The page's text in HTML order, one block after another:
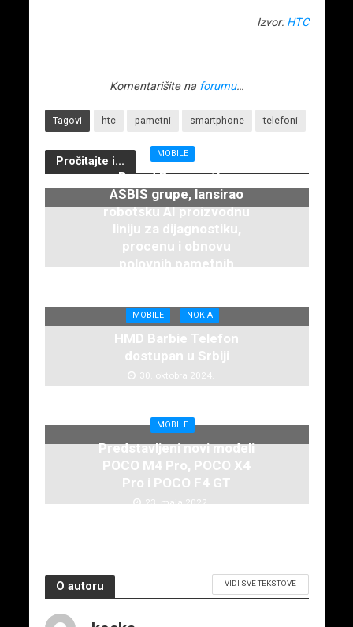
Izvor: HTC
Komentarišite na forumu…
Tagovi htc pametni smartphone telefoni
Pročitajte i...
MOBILE
Brend Breezy, član
ASBIS grupe, lansirao
robotsku AI proizvodnu
liniju za dijagnostiku,
procenu i obnovu
polovnih pametnih
MOBILE NOKIA
HMD Barbie Telefon
dostupan u Srbiji
30. oktobra 2024.
MOBILE
Predstavljeni novi modeli
POCO M4 Pro, POCO X4
Pro i POCO F4 GT
23. maja 2022.
O autoru VIDI SVE TEKSTOVE